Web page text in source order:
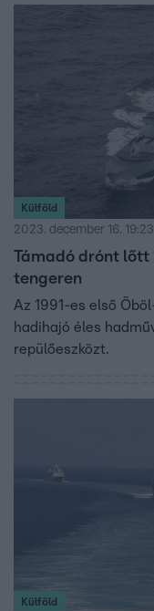
Külföld
2023. december 16. 19:23
Támadó drónt lőtt
tengeren
Az 1991-es első
hadihajó éles
repülőeszközt.
Külföld